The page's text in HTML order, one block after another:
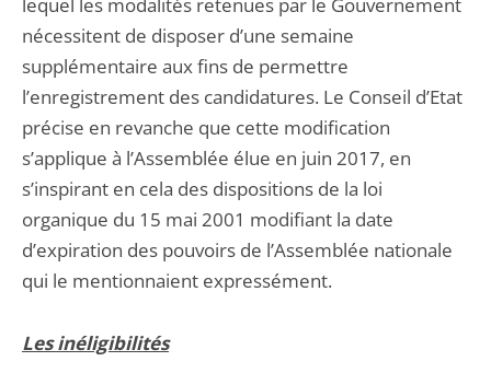
nécessitent de disposer d’une semaine
supplémentaire aux fins de permettre
l’enregistrement des candidatures. Le Conseil d’Etat
précise en revanche que cette modification
s’applique à l’Assemblée élue en juin 2017, en
s’inspirant en cela des dispositions de la loi
organique du 15 mai 2001 modifiant la date
d’expiration des pouvoirs de l’Assemblée nationale
qui le mentionnaient expressément.
Les inéligibilités